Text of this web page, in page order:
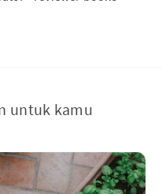
untuk kamu